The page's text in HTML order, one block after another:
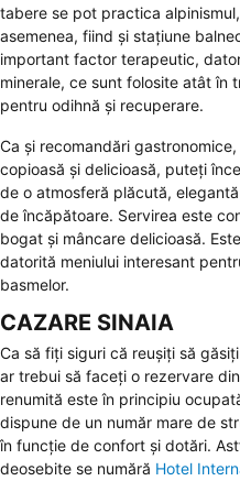
tabere se pot practica
asemenea, fiind şi staţiune
important factor terapeutic,
minerale, ce sunt folosite atât în
pentru odihnă şi recuperare.
Ca şi recomandări
copioasă şi delicioasă, puteţi
de o atmosferă plăcută,
de încăpătoare. Servirea este
bogat şi mâncare delicioasă.
datorită meniului interesant
basmelor.
CAZARE SINAIA
Ca să fiţi siguri că reuşiţi să
ar trebui să faceţi o rezervare
renumită este în principiu
dispune de un număr mare de
în funcţie de confort şi dotări.
deosebite se numără Hotel